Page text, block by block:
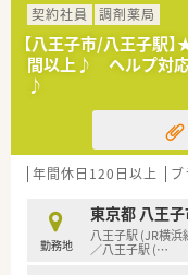
契約社員
調剤薬局
【八王子市/八王子
間以上♪ ヘルプ対
♪
年間休日120日以上
勤務地
東京都 八王
八王子駅 (JR横
／八王子駅 (…